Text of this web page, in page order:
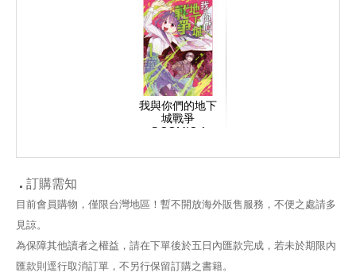
我與你們的地下
城戰爭
@COMIC 1
訂購需知
目前會員購物，僅限台灣地區！暫不開放海外販售服務，不便之處請多
見諒。
為保障其他讀者之權益，請在下單後於五日內匯款完成，若未於期限內
匯款則逕行取消訂單，不另行保留訂購之書籍。